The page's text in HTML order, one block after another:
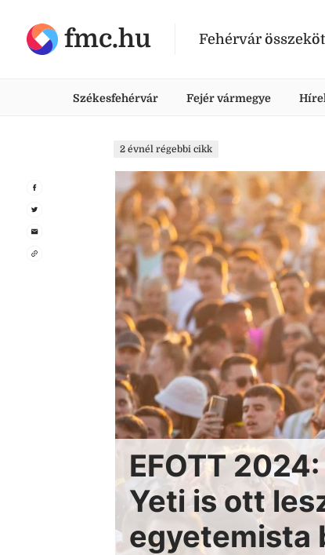
fmc.hu Fehérvár összeköt
Székesfehérvár Fejér vármegye
2 évnél régebbi cikk
EFOTT
Yeti is ott
egyetemista